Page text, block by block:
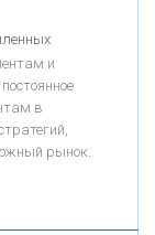
пять лет
и
в
рынок.